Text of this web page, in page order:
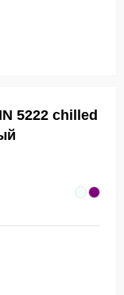
5222 chilled